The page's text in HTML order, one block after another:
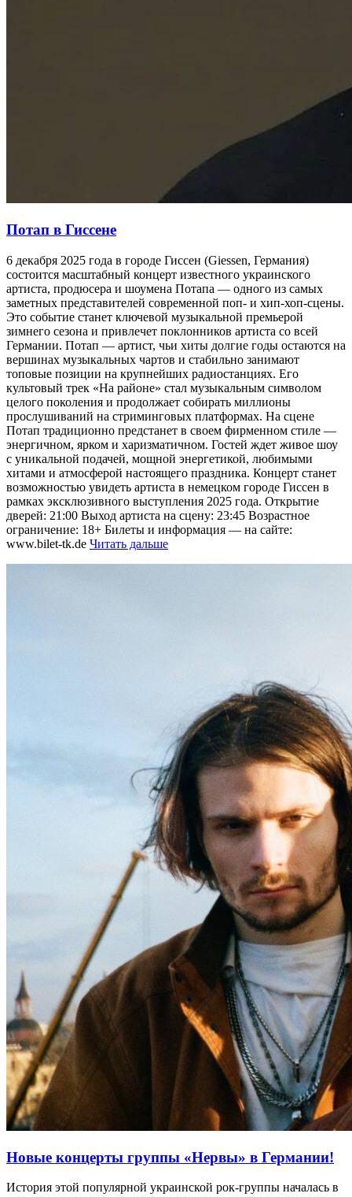
Потап в Гиссене
6 декабря 2025 года в городе Гиссен (Giessen, Германия)
состоится масштабный концерт известного украинского
артиста, продюсера и шоумена Потапа — одного из самых
заметных представителей современной поп- и хип-хоп-сцены.
Это событие станет ключевой музыкальной премьерой
зимнего сезона и привлечет поклонников артиста со всей
Германии. Потап — артист, чьи хиты долгие годы остаются на
вершинах музыкальных чартов и стабильно занимают
топовые позиции на крупнейших радиостанциях. Его
культовый трек «На районе» стал музыкальным символом
целого поколения и продолжает собирать миллионы
прослушиваний на стриминговых платформах. На сцене
Потап традиционно предстанет в своем фирменном стиле —
энергичном, ярком и харизматичном. Гостей ждет живое шоу
с уникальной подачей, мощной энергетикой, любимыми
хитами и атмосферой настоящего праздника. Концерт станет
возможностью увидеть артиста в немецком городе Гиссен в
рамках эксклюзивного выступления 2025 года. Открытие
дверей: 21:00 Выход артиста на сцену: 23:45 Возрастное
ограничение: 18+ Билеты и информация — на сайте:
www.bilet-tk.de Читать дальше
Новые концерты группы «Нервы» в Германии!
История этой популярной украинской рок-группы началась в